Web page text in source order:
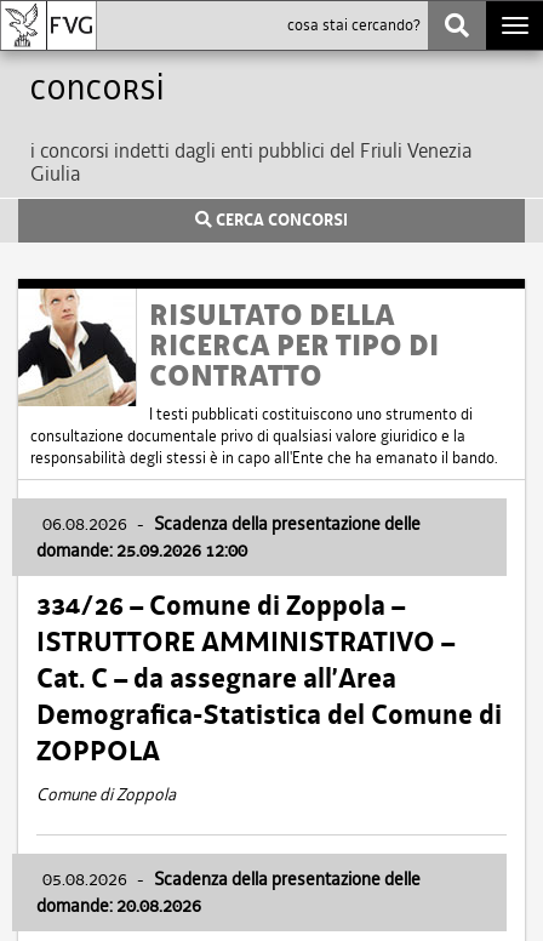
Concorsi
i concorsi indetti dagli enti pubblici del Friuli Venezia
Giulia
CERCA CONCORSI
RISULTATO DELLA
RICERCA PER TIPO DI
CONTRATTO
I testi pubblicati costituiscono uno strumento di
consultazione documentale privo di qualsiasi valore giuridico e la
responsabilità degli stessi è in capo all'Ente che ha emanato il bando.
06.08.2026 - Scadenza della presentazione delle
domande: 25.09.2026 12:00
334/26 – Comune di Zoppola –
ISTRUTTORE AMMINISTRATIVO –
Cat. C – da assegnare all’Area
Demografica-Statistica del Comune di
ZOPPOLA
Comune di Zoppola
05.08.2026 - Scadenza della presentazione delle
domande: 20.08.2026